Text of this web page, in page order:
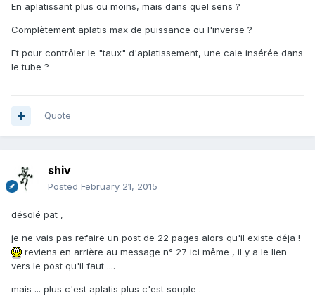
En aplatissant plus ou moins, mais dans quel sens ?
Complètement aplatis max de puissance ou l'inverse ?
Et pour contrôler le "taux" d'aplatissement, une cale insérée dans
le tube ?
Quote
shiv
Posted February 21, 2015
désolé pat ,
je ne vais pas refaire un post de 22 pages alors qu'il existe déja !
reviens en arrière au message n° 27 ici même , il y a le lien
vers le post qu'il faut ....
mais ... plus c'est aplatis plus c'est souple .